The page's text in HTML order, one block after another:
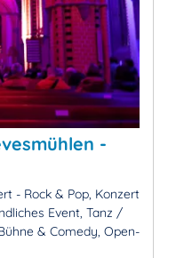
-
- Rock & Pop, Konzert
Event, Tanz /
& Comedy, Open-